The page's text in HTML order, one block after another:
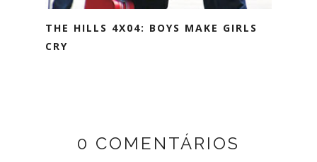
THE HILLS 4X04: BOYS MAKE GIRLS
CRY
0 COMENTÁRIOS